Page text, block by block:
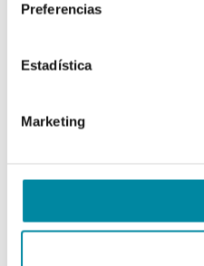
Preferencias
Estadística
Marketing